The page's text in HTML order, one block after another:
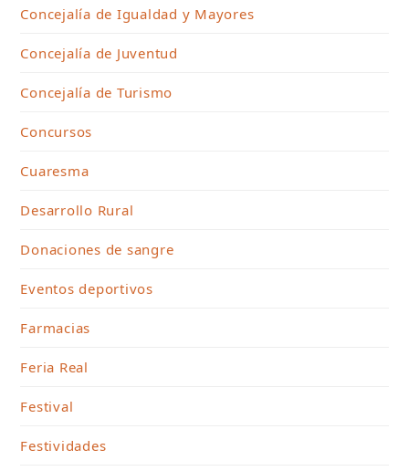
Concejalía de Igualdad y Mayores
Concejalía de Juventud
Concejalía de Turismo
Concursos
Cuaresma
Desarrollo Rural
Donaciones de sangre
Eventos deportivos
Farmacias
Feria Real
Festival
Festividades